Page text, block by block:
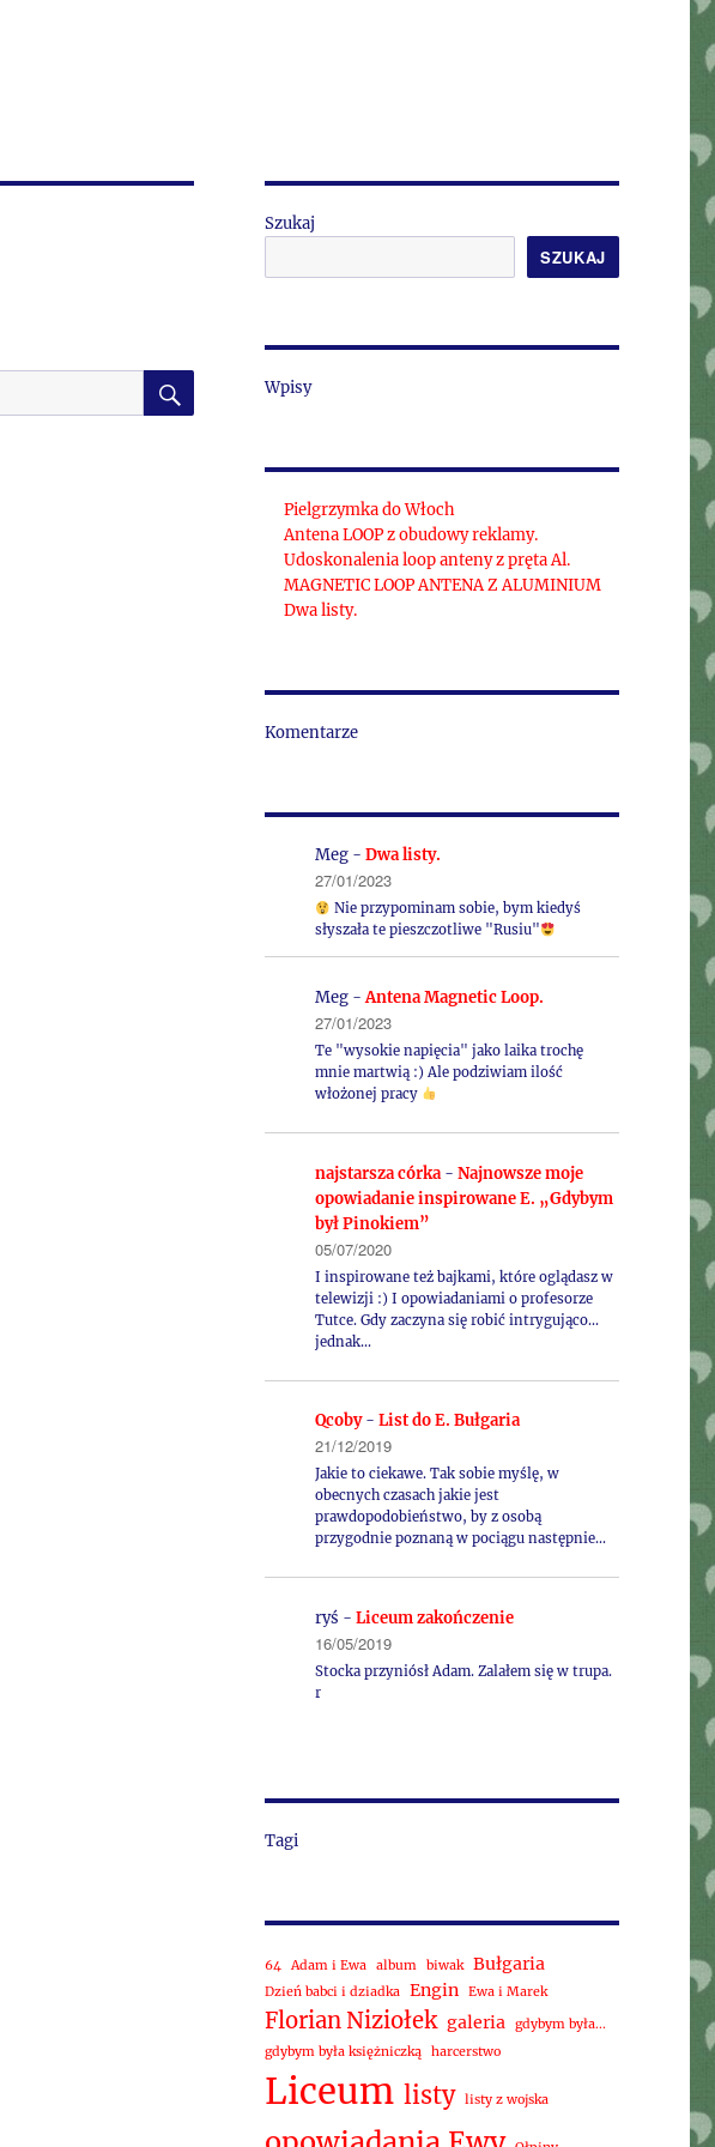
SZUKAJ
Szukaj
SZUKAJ
Wpisy
Pielgrzymka do Włoch
Antena LOOP z obudowy reklamy.
Udoskonalenia loop anteny z pręta Al.
MAGNETIC LOOP ANTENA Z ALUMINIUM
Dwa listy.
Komentarze
Meg -Dwa listy.
27/01/2023
Nie przypominam sobie, bym kiedyś
słyszała te pieszczotliwe "Rusiu"
Meg -Antena Magnetic Loop.
27/01/2023
Te "wysokie napięcia" jako laika trochę
mnie martwią :) Ale podziwiam ilość
włożonej pracy
najstarsza córka-Najnowsze moje
opowiadanie inspirowane E. „Gdybym
był Pinokiem”
05/07/2020
I inspirowane też bajkami, które oglądasz w
telewizji :) I opowiadaniami o profesorze
Tutce. Gdy zaczyna się robić intrygująco...
jednak…
Qcoby-List do E. Bułgaria
21/12/2019
Jakie to ciekawe. Tak sobie myślę, w
obecnych czasach jakie jest
prawdopodobieństwo, by z osobą
przygodnie poznaną w pociągu następnie…
ryś -Liceum zakończenie
16/05/2019
Stocka przyniósł Adam. Zalałem się w trupa.
r
Tagi
64 Adam i Ewa album biwak Bułgaria
Dzień babci i dziadka Engin Ewa i Marek
Florian Niziołek galeria
gdybym była...
gdybym była księżniczką
harcerstwo
Liceum listy listy z wojska